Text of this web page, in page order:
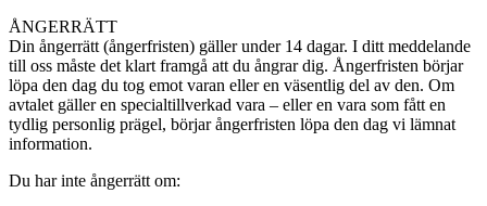
ÅNGERRÄTT
Din ångerrätt (ångerfristen) gäller under 14 dagar. I ditt meddelande
till oss måste det klart framgå att du ångrar dig. Ångerfristen börjar
löpa den dag du tog emot varan eller en väsentlig del av den. Om
avtalet gäller en specialtillverkad vara – eller en vara som fått en
tydlig personlig prägel, börjar ångerfristen löpa den dag vi lämnat
information.
Du har inte ångerrätt om: